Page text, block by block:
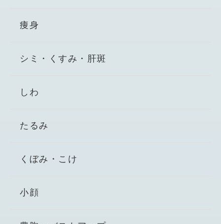
痩身
シミ・くすみ・肝斑
しわ
たるみ
くぼみ・こけ
小顔